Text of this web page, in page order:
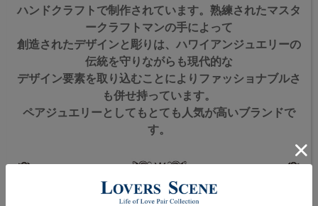
ハンドクラフトで制作されています。熟練されたマスタ
ークラフトマンの手によって
創造されたデザインと彫りは、ハワイアンジュエリーの
伝統を守りながらも現代的な
デザイン要素を取り込むことによりファッショナブルさ
も併せ持っています。
ペアジュエリーとしてもとても人気が高いブランドで
す。